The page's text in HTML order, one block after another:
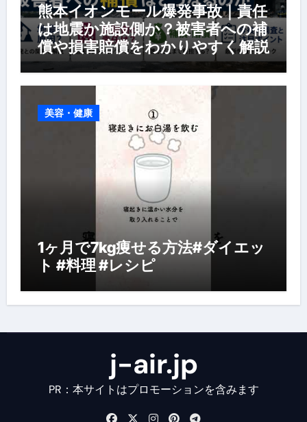
熊本イオンモール爆発事故｜責任
は地震か施設側か？被害者への補
償や損害賠償をわかりやすく解説
美容・健康
1ヶ月で7kg痩せる方法#ダイエッ
ト #料理 #レシピ
j-air.jp
PR：本サイトはプロモーションを含みます